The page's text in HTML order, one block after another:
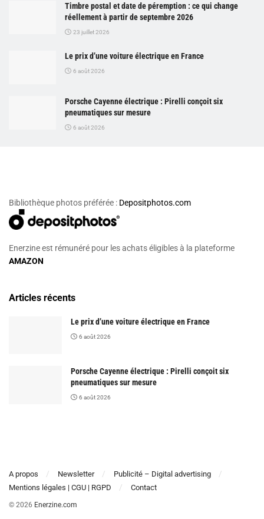
Timbre postal et date de péremption : ce qui change
réellement à partir de septembre 2026
23 juillet 2026
Le prix d’une voiture électrique en France
6 août 2026
Porsche Cayenne électrique : Pirelli conçoit six
pneumatiques sur mesure
6 août 2026
Bibliothèque photos préférée : Depositphotos.com
Enerzine est rémunéré pour les achats éligibles à la plateforme
AMAZON
Articles récents
Le prix d’une voiture électrique en France
6 août 2026
Porsche Cayenne électrique : Pirelli conçoit six
pneumatiques sur mesure
6 août 2026
A propos Newsletter
Publicité – Digital advertising
Mentions légales | CGU | RGPD
Contact
© 2026 Enerzine.com